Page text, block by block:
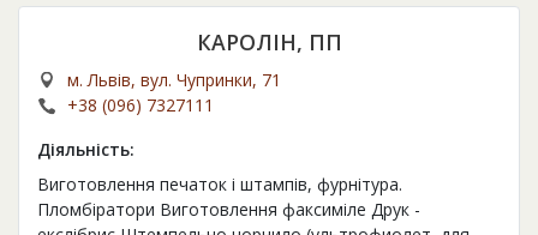
КАРОЛІН, ПП
м. Львів, вул. Чупринки, 71
+38 (096) 7327111
Діяльність:
Виготовлення печаток і штампів, фурнітура.
Пломбіратори Виготовлення факсиміле Друк -